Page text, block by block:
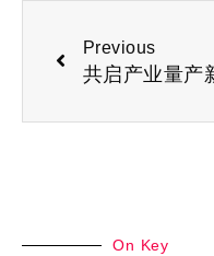
Previous
On Key